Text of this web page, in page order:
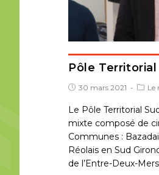
Pôle
30 mars 2021 Le
Le Pôle Territorial
mixte composé de
Communes :
Réolais en Sud
de l’Entre-Deux-